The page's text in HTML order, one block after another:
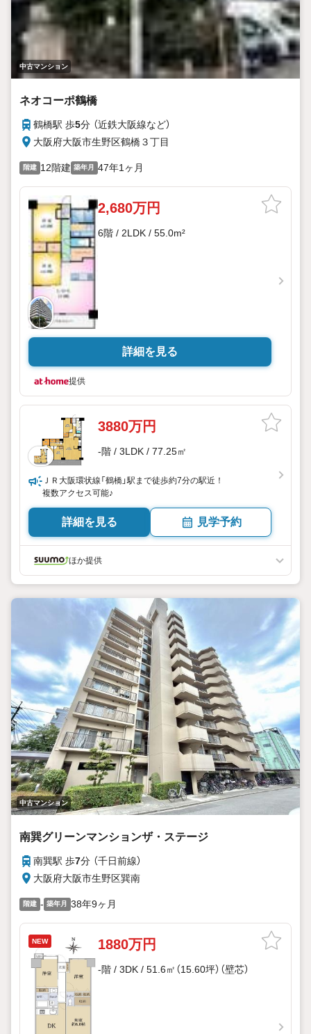
中古マンション
ネオコーポ鶴橋
鶴橋駅 歩5分 （近鉄大阪線など）
大阪府大阪市生野区鶴橋３丁目
階建 12階建 築年月 47年1ヶ月
2,680万円
6階 / 2LDK / 55.0m²
詳細を見る
提供
3880万円
-階 / 3LDK / 77.25㎡
ＪＲ大阪環状線「鶴橋」駅まで徒歩約7分の駅近！
複数アクセス可能♪
詳細を見る 見学予約
ほか提供
中古マンション
南巽グリーンマンションザ・ステージ
南巽駅 歩7分 （千日前線）
大阪府大阪市生野区巽南
階建 - 築年月 38年9ヶ月
NEW 1880万円
-階 / 3DK / 51.6㎡（15.60坪）（壁芯）